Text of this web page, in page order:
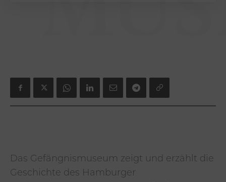
Das Gefängnismuseum zeigt und erzählt die
Geschichte des Hamburger